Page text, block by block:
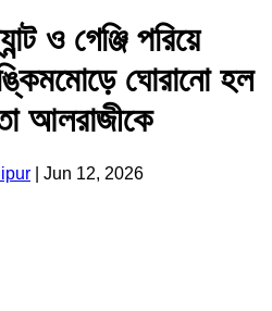
ও গেঞ্জি পরিয়ে
ঘোরানো হল
আলরাজীকে
Jun 12, 2026